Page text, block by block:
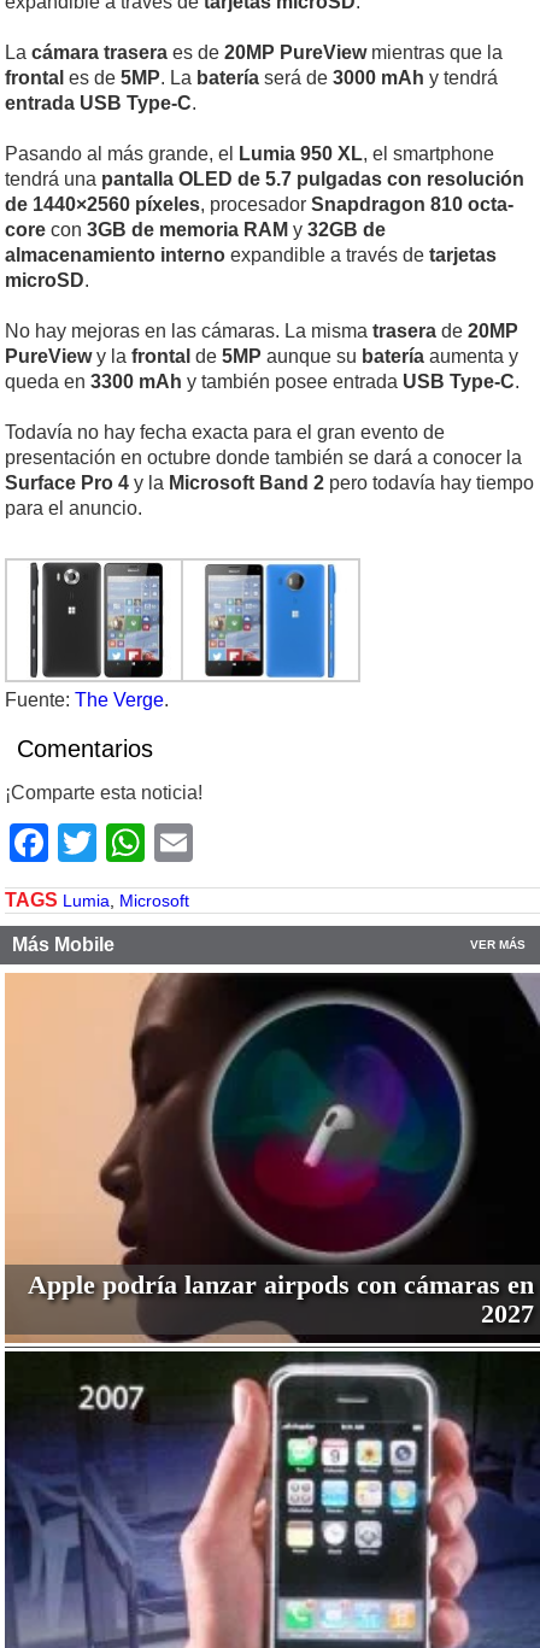
La cámara trasera es de 20MP PureViewmientras que la
frontal es de 5MP. La batería será de 3000 mAh y tendrá
entrada USB Type-C.
Pasando al más grande, el Lumia 950 XL, el smartphone
tendrá una pantalla OLED de 5.7 pulgadas con resolución
de 1440×2560 píxeles, procesador Snapdragon 810 octa-
core con 3GB de memoria RAM y 32GB de
almacenamiento interno expandible a través de tarjetas
microSD.
No hay mejoras en las cámaras. La misma trasera de 20MP
PureViewy la frontal de 5MP aunque su batería aumenta y
queda en 3300 mAh y también posee entrada USB Type-C.
Todavía no hay fecha exacta para el gran evento de
presentación en octubre donde también se dará a conocer la
Surface Pro 4 y la Microsoft Band 2 pero todavía hay tiempo
para el anuncio.
Fuente: The Verge.
Comentarios
¡Comparte esta noticia!
Facebook
TwitterWhatsApp
TAGS Lumia, Microsoft
Más Mobile VER MÁS
Apple podría lanzar airpods con cámaras en
2027